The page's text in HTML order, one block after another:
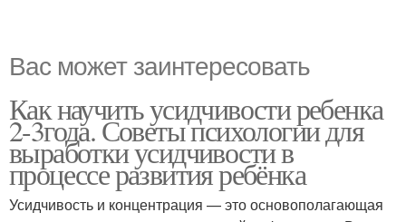
Вас может заинтересовать
Как научить усидчивости ребенка
2-3года. Советы психологии для
выработки усидчивости в
процессе развития ребёнка
Усидчивость и концентрация — это основополагающая